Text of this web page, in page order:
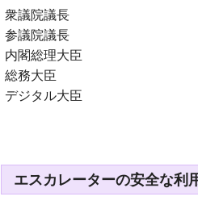
衆議院議長
参議院議長
内閣総理大臣
総務大臣
デジタル大臣
エスカレーターの安全な利